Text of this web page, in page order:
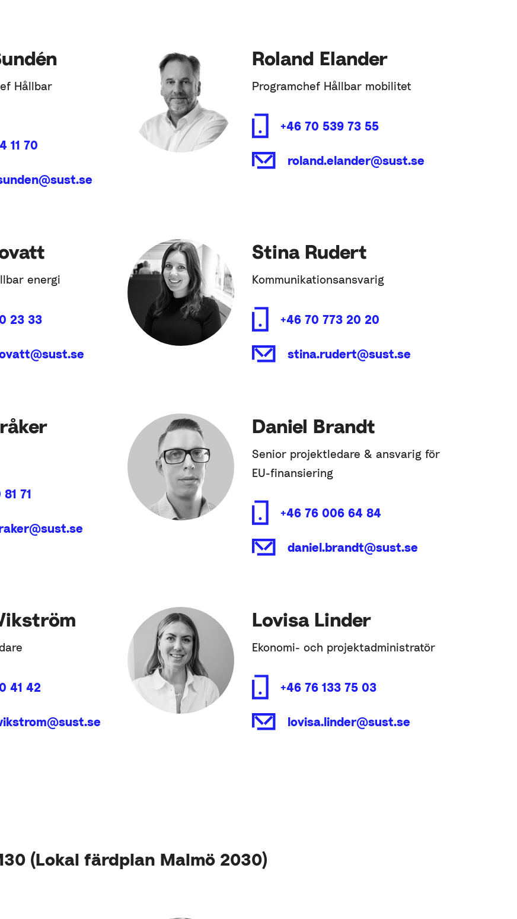
Hållbar
11 70
Roland Elander
Programchef Hållbar mobilitet
+46 70 539 73 55
roland.elander@sust.se
energi
23 33
Stina Rudert
Kommunikationsansvarig
+46 70 773 20 20
stina.rudert@sust.se
71
Daniel Brandt
Senior projektledare & ansvarig för
EU-finansiering
+46 76 006 64 84
daniel.brandt@sust.se
41 42
Lovisa Linder
Ekonomi- och projektadministratör
+46 76 133 75 03
lovisa.linder@sust.se
(Lokal färdplan Malmö 2030)